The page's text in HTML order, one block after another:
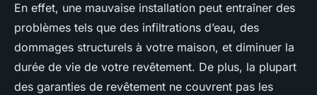
En effet, une mauvaise installation peut entraîner des
problèmes tels que des infiltrations d’eau, des
dommages structurels à votre maison, et diminuer la
durée de vie de votre revêtement. De plus, la plupart
des garanties de revêtement ne couvrent pas les